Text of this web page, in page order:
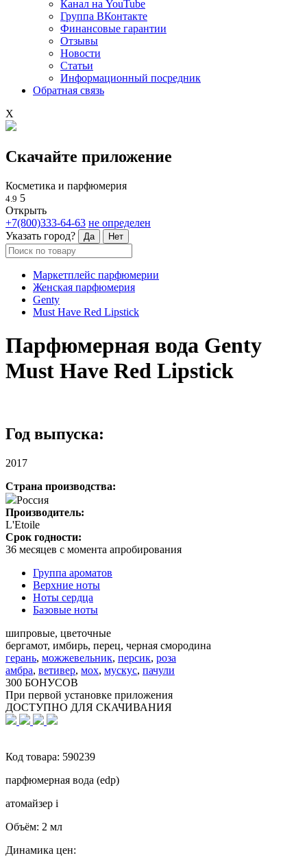
Канал на YouTube
Группа ВКонтакте
Финансовые гарантии
Отзывы
Новости
Статьи
Информационный посредник
Обратная связь
X
Скачайте приложение
Косметика и парфюмерия
4.9 5
Открыть
+7(800)333-64-63 не определен
Указать город?
Да Нет
Маркетплейс парфюмерии
Женская парфюмерия
Genty
Must Have Red Lipstick
Парфюмерная вода Genty
Must Have Red Lipstick
Год выпуска:
2017
Страна производства:
Россия
Производитель:
L'Etoile
Срок годности:
36 месяцев с момента апробирования
Группа ароматов
Верхние ноты
Ноты сердца
Базовые ноты
шипровые, цветочные
бергамот, имбирь, перец, черная смородина
герань, можжевельник, персик, роза
амбра, ветивер, мох, мускус, пачули
300 БОНУСОВ
При первой установке приложения
ДОСТУПНО ДЛЯ СКАЧИВАНИЯ
Код товара: 590239
парфюмерная вода (edp)
атомайзер i
Объём: 2 мл
Динамика цен: